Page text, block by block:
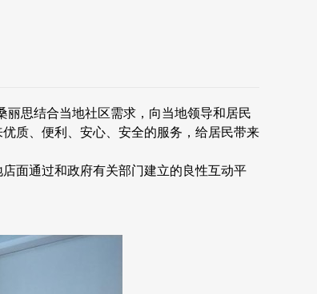
思结合当地社区需求，向当地领导和居民
质、便利、安心、安全的服务，给居民带来
面通过和政府有关部门建立的良性互动平